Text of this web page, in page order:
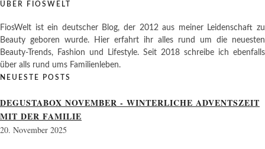
ÜBER FIOSWELT
FiosWelt ist ein deutscher Blog, der 2012 aus meiner Leidenschaft zu
Beauty geboren wurde. Hier erfahrt ihr alles rund um die neuesten
Beauty-Trends, Fashion und Lifestyle. Seit 2018 schreibe ich ebenfalls
über alls rund ums Familienleben.
NEUESTE POSTS
DEGUSTABOX NOVEMBER - WINTERLICHE ADVENTSZEIT
MIT DER FAMILIE
20. November 2025